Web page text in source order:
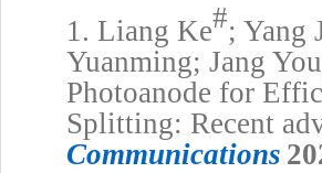
1. Liang Ke#; Yang
Yuanming; Jang
Photoanode for
Splitting: Recent
Communications